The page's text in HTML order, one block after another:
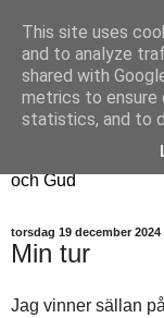
Fyren
Fyren finns för att
För att påminna
Här samsas jakt,
och Gud
torsdag 19 december 2024
Min tur
Jag vinner sällan
This site uses
and to analyze
shared with
metrics to ensure
statistics, and to